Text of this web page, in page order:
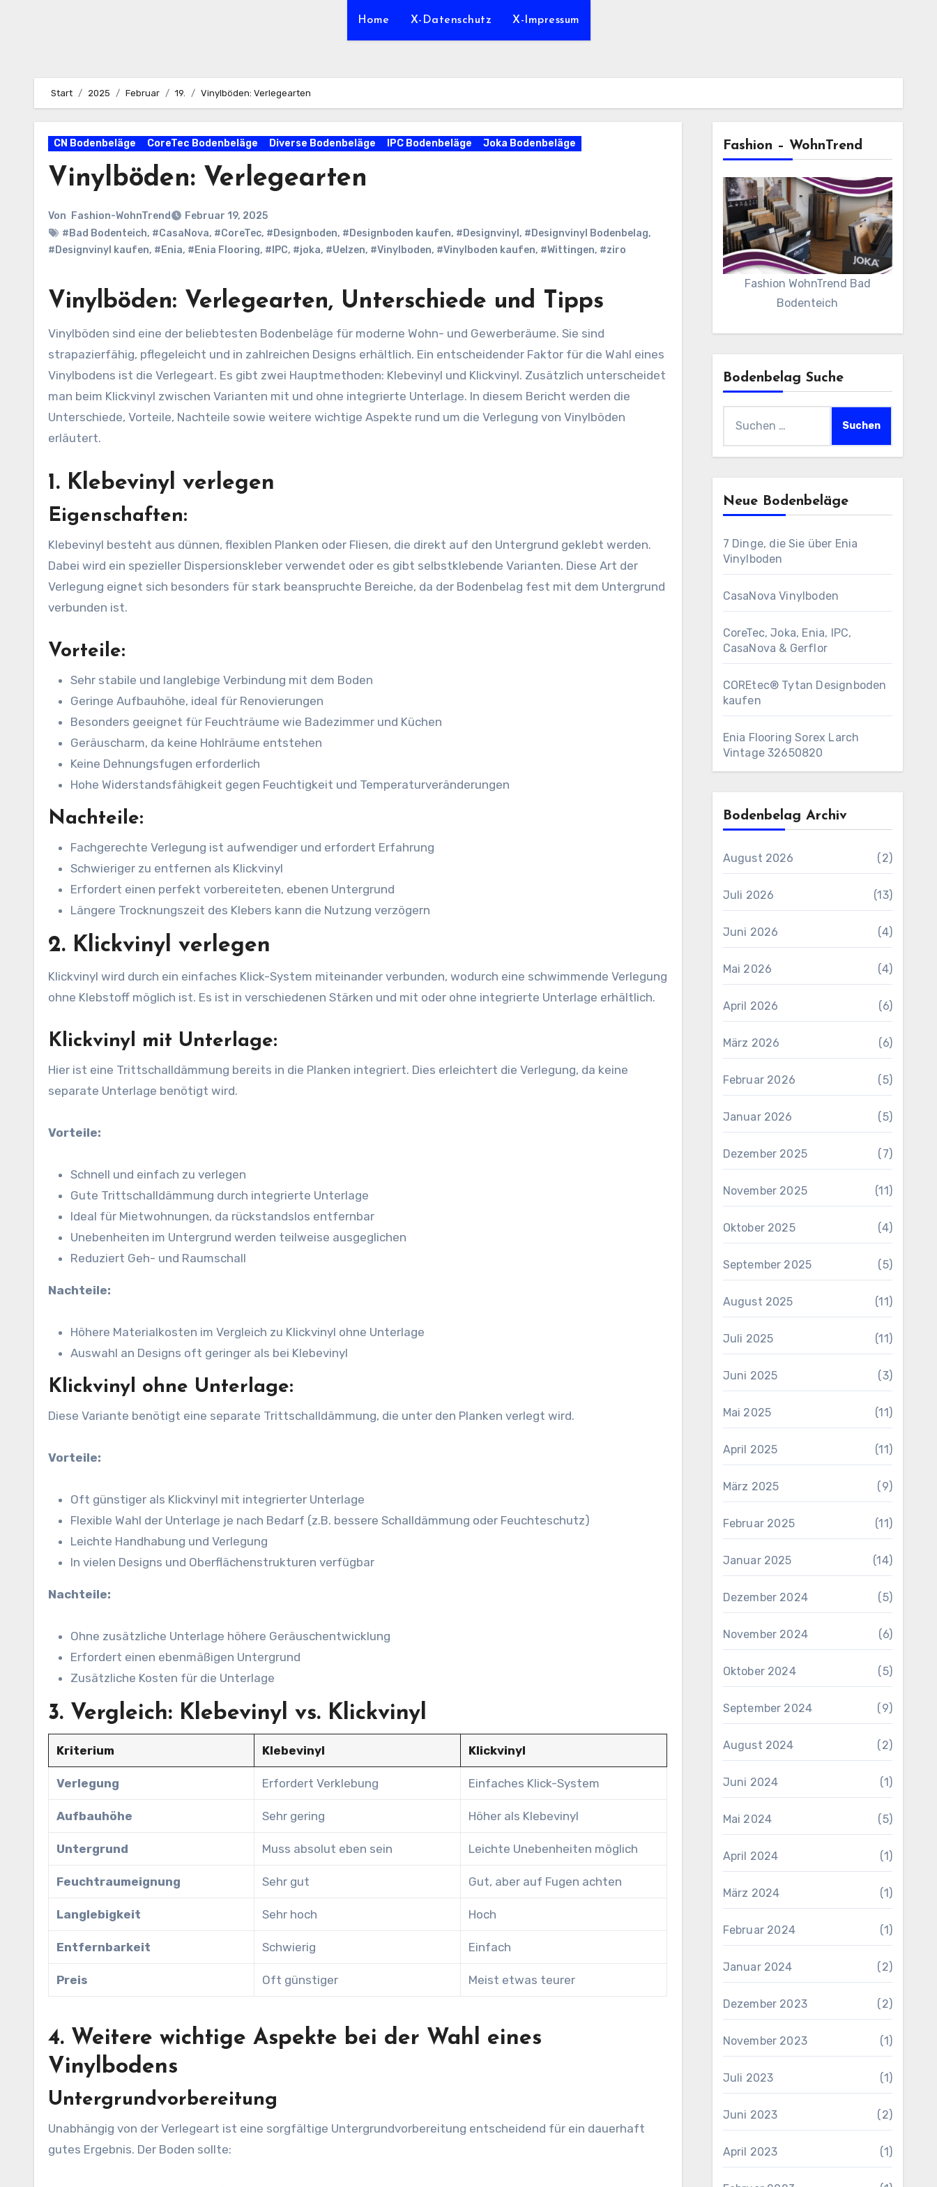
Home X-Datenschutz X-Impressum
Start 2025 Februar 19. Vinylböden: Verlegearten
CN Bodenbeläge CoreTec Bodenbeläge Diverse Bodenbeläge IPC Bodenbeläge Joka Bodenbeläge
Vinylböden: Verlegearten
Von Fashion-WohnTrend
Februar 19, 2025
#Bad Bodenteich, #CasaNova, #CoreTec, #Designboden, #Designboden kaufen, #Designvinyl , #Designvinyl Bodenbelag,
#Designvinyl kaufen, #Enia, #Enia Flooring, #IPC, #joka, #Uelzen, #Vinylboden, #Vinylboden kaufen, #Wittingen, #ziro
Vinylböden: Verlegearten, Unterschiede und Tipps
Vinylböden sind eine der beliebtesten Bodenbeläge für moderne Wohn- und Gewerberäume. Sie sind
strapazierfähig, pflegeleicht und in zahlreichen Designs erhältlich. Ein entscheidender Faktor für die Wahl eines
Vinylbodens ist die Verlegeart. Es gibt zwei Hauptmethoden: Klebevinyl und Klickvinyl. Zusätzlich unterscheidet
man beim Klickvinyl zwischen Varianten mit und ohne integrierte Unterlage. In diesem Bericht werden die
Unterschiede, Vorteile, Nachteile sowie weitere wichtige Aspekte rund um die Verlegung von Vinylböden
erläutert.
1. Klebevinyl verlegen
Eigenschaften:
Klebevinyl besteht aus dünnen, flexiblen Planken oder Fliesen, die direkt auf den Untergrund geklebt werden.
Dabei wird ein spezieller Dispersionskleber verwendet oder es gibt selbstklebende Varianten. Diese Art der
Verlegung eignet sich besonders für stark beanspruchte Bereiche, da der Bodenbelag fest mit dem Untergrund
verbunden ist.
Vorteile:
Sehr stabile und langlebige Verbindung mit dem Boden
Geringe Aufbauhöhe, ideal für Renovierungen
Besonders geeignet für Feuchträume wie Badezimmer und Küchen
Geräuscharm, da keine Hohlräume entstehen
Keine Dehnungsfugen erforderlich
Hohe Widerstandsfähigkeit gegen Feuchtigkeit und Temperaturveränderungen
Nachteile:
Fachgerechte Verlegung ist aufwendiger und erfordert Erfahrung
Schwieriger zu entfernen als Klickvinyl
Erfordert einen perfekt vorbereiteten, ebenen Untergrund
Längere Trocknungszeit des Klebers kann die Nutzung verzögern
2. Klickvinyl verlegen
Klickvinyl wird durch ein einfaches Klick-System miteinander verbunden, wodurch eine schwimmende Verlegung
ohne Klebstoff möglich ist. Es ist in verschiedenen Stärken und mit oder ohne integrierte Unterlage erhältlich.
Klickvinyl mit Unterlage:
Hier ist eine Trittschalldämmung bereits in die Planken integriert. Dies erleichtert die Verlegung, da keine
separate Unterlage benötigt wird.
Vorteile:
Schnell und einfach zu verlegen
Gute Trittschalldämmung durch integrierte Unterlage
Ideal für Mietwohnungen, da rückstandslos entfernbar
Unebenheiten im Untergrund werden teilweise ausgeglichen
Reduziert Geh- und Raumschall
Nachteile:
Höhere Materialkosten im Vergleich zu Klickvinyl ohne Unterlage
Auswahl an Designs oft geringer als bei Klebevinyl
Klickvinyl ohne Unterlage:
Diese Variante benötigt eine separate Trittschalldämmung, die unter den Planken verlegt wird.
Vorteile:
Oft günstiger als Klickvinyl mit integrierter Unterlage
Flexible Wahl der Unterlage je nach Bedarf (z.B. bessere Schalldämmung oder Feuchteschutz)
Leichte Handhabung und Verlegung
In vielen Designs und Oberflächenstrukturen verfügbar
Nachteile:
Ohne zusätzliche Unterlage höhere Geräuschentwicklung
Erfordert einen ebenmäßigen Untergrund
Zusätzliche Kosten für die Unterlage
3. Vergleich: Klebevinyl vs. Klickvinyl
Kriterium Klebevinyl Klickvinyl
Verlegung Erfordert Verklebung Einfaches Klick-System
Aufbauhöhe Sehr gering Höher als Klebevinyl
Untergrund Muss absolut eben sein Leichte Unebenheiten möglich
Feuchtraumeignung Sehr gut Gut, aber auf Fugen achten
Langlebigkeit Sehr hoch Hoch
Entfernbarkeit Schwierig Einfach
Preis Oft günstiger Meist etwas teurer
4. Weitere wichtige Aspekte bei der Wahl eines
Vinylbodens
Untergrundvorbereitung
Unabhängig von der Verlegeart ist eine sorgfältige Untergrundvorbereitung entscheidend für ein dauerhaft
gutes Ergebnis. Der Boden sollte:
Fashion – WohnTrend
Fashion WohnTrend Bad
Bodenteich
Bodenbelag Suche
nach:
Neue Bodenbeläge
7 Dinge, die Sie über Enia
Vinylboden
CasaNova Vinylboden
CoreTec, Joka, Enia, IPC,
CasaNova & Gerflor
COREtec® Tytan Designboden
kaufen
Enia Flooring Sorex ​Larch
Vintage 32650820
Bodenbelag Archiv
August 2026 (2)
Juli 2026 (13)
Juni 2026 (4)
Mai 2026 (4)
April 2026 (6)
März 2026 (6)
Februar 2026 (5)
Januar 2026 (5)
Dezember 2025 (7)
November 2025 (11)
Oktober 2025 (4)
September 2025 (5)
August 2025 (11)
Juli 2025 (11)
Juni 2025 (3)
Mai 2025 (11)
April 2025 (11)
März 2025 (9)
Februar 2025 (11)
Januar 2025 (14)
Dezember 2024 (5)
November 2024 (6)
Oktober 2024 (5)
September 2024 (9)
August 2024 (2)
Juni 2024 (1)
Mai 2024 (5)
April 2024 (1)
März 2024 (1)
Februar 2024 (1)
Januar 2024 (2)
Dezember 2023 (2)
November 2023 (1)
Juli 2023 (1)
Juni 2023 (2)
April 2023 (1)